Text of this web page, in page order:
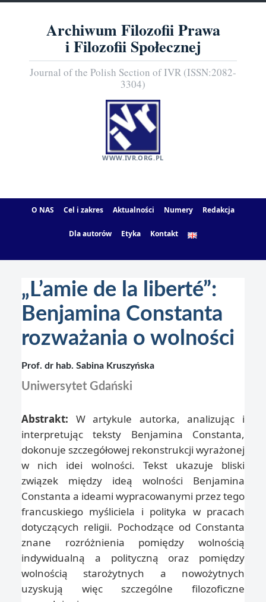
Archiwum Filozofii Prawa
i Filozofii Społecznej
Journal of the Polish Section of IVR (ISSN:2082-
3304)
WWW.IVR.ORG.PL
O NAS Cel i zakres Aktualności Numery Redakcja
Dla autorów Etyka Kontakt
„L’amie de la liberté”:
Benjamina Constanta
rozważania o wolności
Prof. dr hab. Sabina Kruszyńska
Uniwersytet Gdański
Abstrakt: W artykule autorka, analizując i
interpretując teksty Benjamina Constanta,
dokonuje szczegółowej rekonstrukcji wyrażonej
w nich idei wolności. Tekst ukazuje bliski
związek między ideą wolności Benjamina
Constanta a ideami wypracowanymi przez tego
francuskiego myśliciela i polityka w pracach
dotyczących religii. Pochodzące od Constanta
znane rozróżnienia pomiędzy wolnością
indywidualną a polityczną oraz pomiędzy
wolnością starożytnych a nowożytnych
uzyskują więc szczególne filozoficzne